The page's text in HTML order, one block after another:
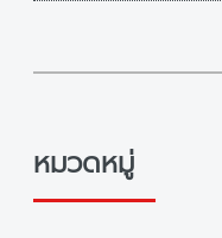
หมวดหมู่